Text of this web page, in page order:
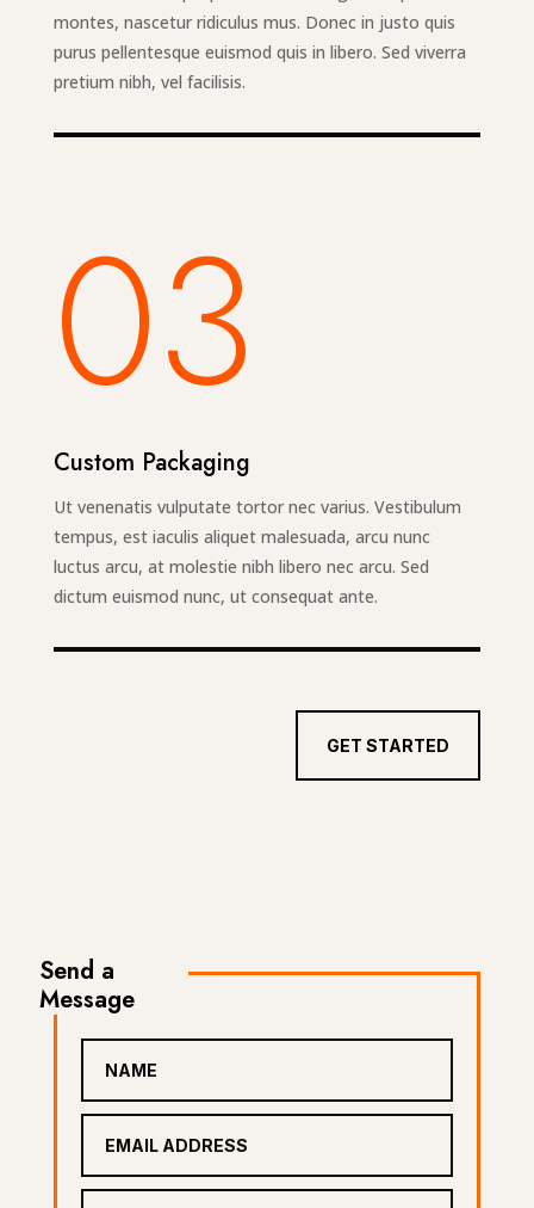
montes, nascetur ridiculus mus. Donec in justo quis
purus pellentesque euismod quis in libero. Sed viverra
pretium nibh, vel facilisis.
03
Custom Packaging
Ut venenatis vulputate tortor nec varius. Vestibulum
tempus, est iaculis aliquet malesuada, arcu nunc
luctus arcu, at molestie nibh libero nec arcu. Sed
dictum euismod nunc, ut consequat ante.
GET STARTED
Send a
Message